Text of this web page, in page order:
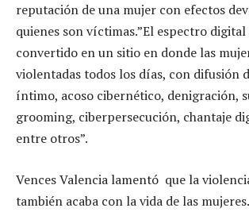
reputación de una mujer con efectos
quienes son víctimas.”El espectro digital
convertido en un sitio en donde las
violentadas todos los días, con difusión
íntimo, acoso cibernético, denigración,
grooming, ciberpersecución, chantaje
entre otros”.
Vences Valencia lamentó que la
también acaba con la vida de las